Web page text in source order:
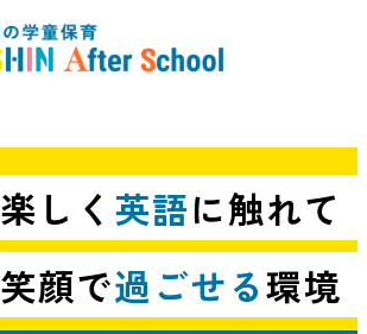
楽しく 英語に触れて
笑顔で過ごせる環境